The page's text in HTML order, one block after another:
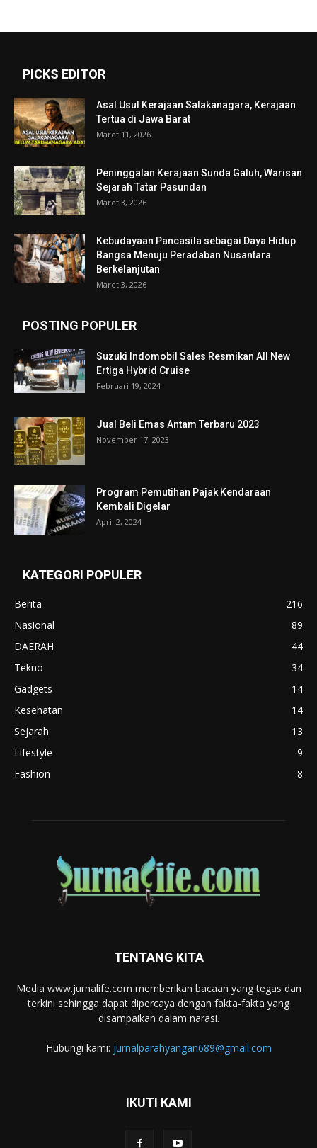
PICKS EDITOR
Asal Usul Kerajaan Salakanagara, Kerajaan
Tertua di Jawa Barat
Maret 11, 2026
Peninggalan Kerajaan Sunda Galuh, Warisan
Sejarah Tatar Pasundan
Maret 3, 2026
Kebudayaan Pancasila sebagai Daya Hidup
Bangsa Menuju Peradaban Nusantara
Berkelanjutan
Maret 3, 2026
POSTING POPULER
Suzuki Indomobil Sales Resmikan All New
Ertiga Hybrid Cruise
Februari 19, 2024
Jual Beli Emas Antam Terbaru 2023
November 17, 2023
Program Pemutihan Pajak Kendaraan
Kembali Digelar
April 2, 2024
KATEGORI POPULER
Berita
216
Nasional
89
DAERAH
44
Tekno
34
Gadgets
14
Kesehatan
14
Sejarah
13
Lifestyle
9
Fashion
8
TENTANG KITA
Media www.jurnalife.com memberikan bacaan yang tegas dan
terkini sehingga dapat dipercaya dengan fakta-fakta yang
disampaikan dalam narasi.
Hubungi kami: jurnalparahyangan689@gmail.com
IKUTI KAMI